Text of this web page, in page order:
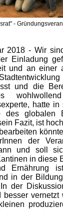
-
2018 - Wir
Einladung
und an einer
und die
hatte
globalen
Fazit, ist
der
und soll
in diese
Ernährung
in der
der
besser